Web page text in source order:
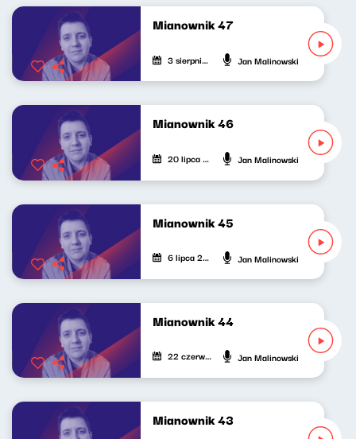
Mianownik 47
3 sierpnia 2024 Jan Malinowski
Mianownik 46
20 lipca 2024 Jan Malinowski
Mianownik 45
6 lipca 2024 Jan Malinowski
Mianownik 44
22 czerwca 2024 Jan Malinowski
Mianownik 43